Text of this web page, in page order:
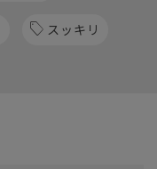
スッキリ